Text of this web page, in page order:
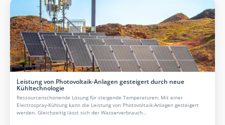
Leistung von Photovoltaik-Anlagen gesteigert durch neue
Kühltechnologie
Ressourcenschonende Lösung für steigende Temperaturen: Mit einer
Electrospray-Kühlung kann die Leistung von Photovoltaik-Anlagen gesteigert
werden. Gleichzeitig lässt sich der Wasserverbrauch...